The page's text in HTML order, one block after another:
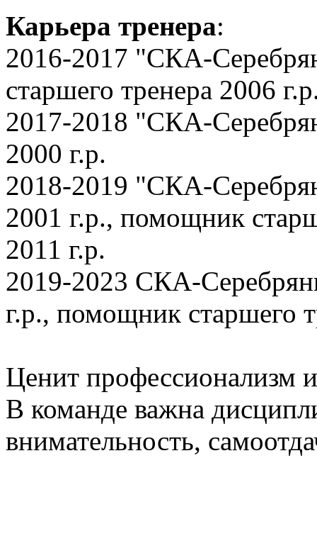
Карьера тренера:
2016-2017 "СКА-
старшего тренера 2006
2017-2018 "СКА-
2000 г.р.
2018-2019 "СКА-
2001 г.р., помощник
2011 г.р.
2019-2023 СКА-
г.р., помощник старшего
Ценит профессионализм
В команде важна
внимательность,